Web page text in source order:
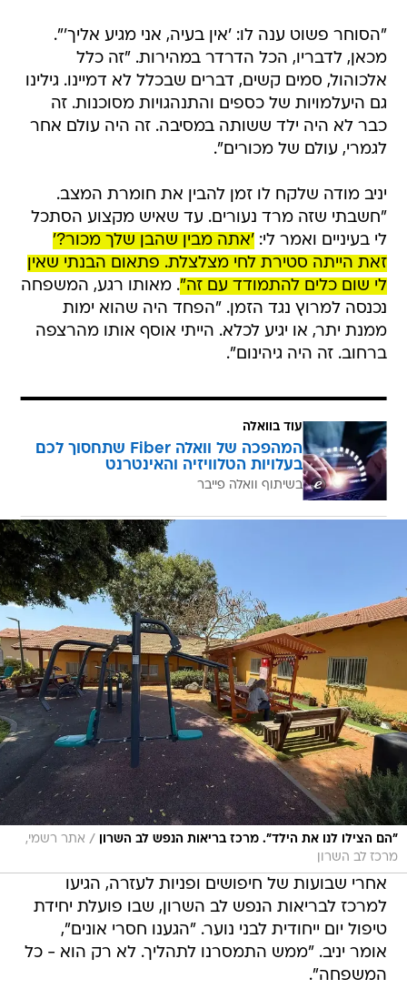
"הסוחר פשוט ענה לו: 'אין בעיה, אני מגיע אליך'".
מכאן, לדבריו, הכל הדרדר במהירות. "זה כלל
אלכוהול, סמים קשים, דברים שבכלל לא דמיינו. גילינו
גם היעלמויות של כספים והתנהגויות מסוכנות. זה
כבר לא היה ילד ששותה במסיבה. זה היה עולם אחר
לגמרי, עולם של מכורים".
יניב מודה שלקח לו זמן להבין את חומרת המצב.
"חשבתי שזה מרד נעורים. עד שאיש מקצוע הסתכל
לי בעיניים ואמר לי:'אתה מבין שהבן שלך מכור?'
זאת הייתה סטירת לחי מצלצלת. פתאום הבנתי שאין
לי שום כלים להתמודד עם זה". מאותו רגע, המשפחה
נכנסה למרוץ נגד הזמן. "הפחד היה שהוא ימות
ממנת יתר, או יגיע לכלא. הייתי אוסף אותו מהרצפה
ברחוב. זה היה גיהינום".
עוד בוואלה
המהפכה של וואלה Fiber שתחסוך לכם
בעלויות הטלוויזיה והאינטרנט
בשיתוף וואלה פייבר
"הם הצילו לנו את הילד". מרכז בריאות הנפש לב השרון / אתר רשמי,
מרכז לב השרון
אחרי שבועות של חיפושים ופניות לעזרה, הגיעו
למרכז לבריאות הנפש לב השרון, שבו פועלת יחידת
טיפול יום ייחודית לבני נוער. "הגענו חסרי אונים",
אומר יניב. "ממש התמסרנו לתהליך. לא רק הוא - כל
המשפחה".